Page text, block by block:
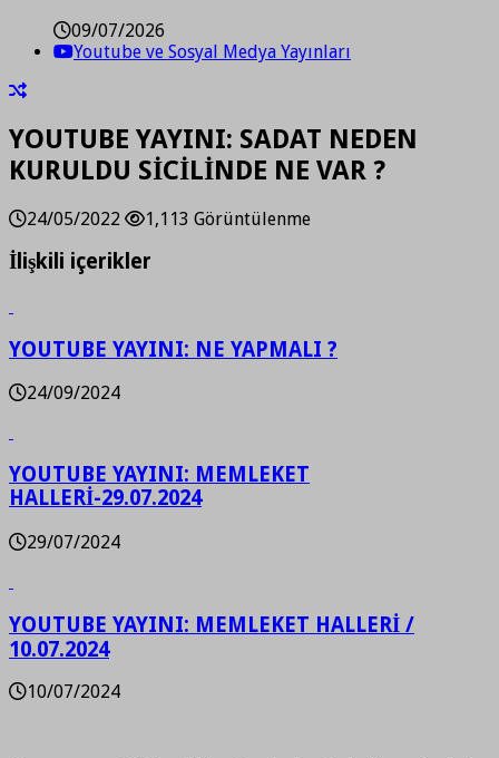
09/07/2026
Youtube ve Sosyal Medya Yayınları
YOUTUBE YAYINI: SADAT NEDEN
KURULDU SİCİLİNDE NE VAR ?
24/05/2022 1,113 Görüntülenme
İlişkili içerikler
YOUTUBE YAYINI: NE YAPMALI ?
24/09/2024
YOUTUBE YAYINI: MEMLEKET
HALLERİ-29.07.2024
29/07/2024
YOUTUBE YAYINI: MEMLEKET HALLERİ /
10.07.2024
10/07/2024